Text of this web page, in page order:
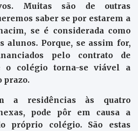
Muitas são de outras
saber se por estarem a
se é considerada como
alunos. Porque, se assim for,
pelo contrato de
o colégio torna-se viável a
prazo.
a residências às quatro
pode pôr em causa a
próprio colégio. São estas